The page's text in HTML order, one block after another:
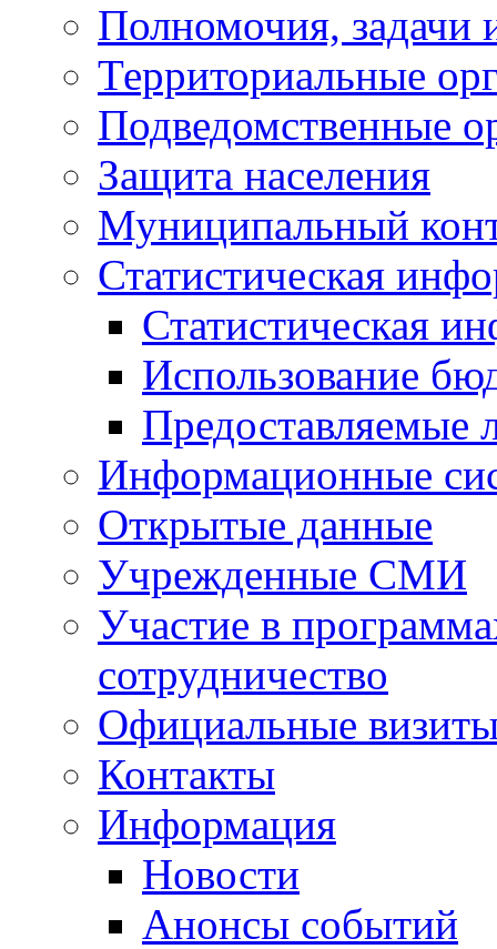
Полномочия, задачи
Территориальные
Подведомственные
Защита населения
Муниципальный
Статистическая
Статистическая
Использование
Предоставляемые
Информационные
Открытые данные
Учрежденные СМИ
Участие в
сотрудничество
Официальные
Контакты
Информация
Новости
Анонсы событий